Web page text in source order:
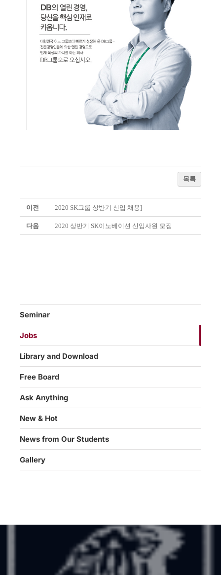
목록
이전 2020 SK그룹 상반기 신입 채용]
다음 2020 상반기 SK이노베이션 신입사원 모집
Seminar
Jobs
Library and Download
Free Board
Ask Anything
New & Hot
News from Our Students
Gallery